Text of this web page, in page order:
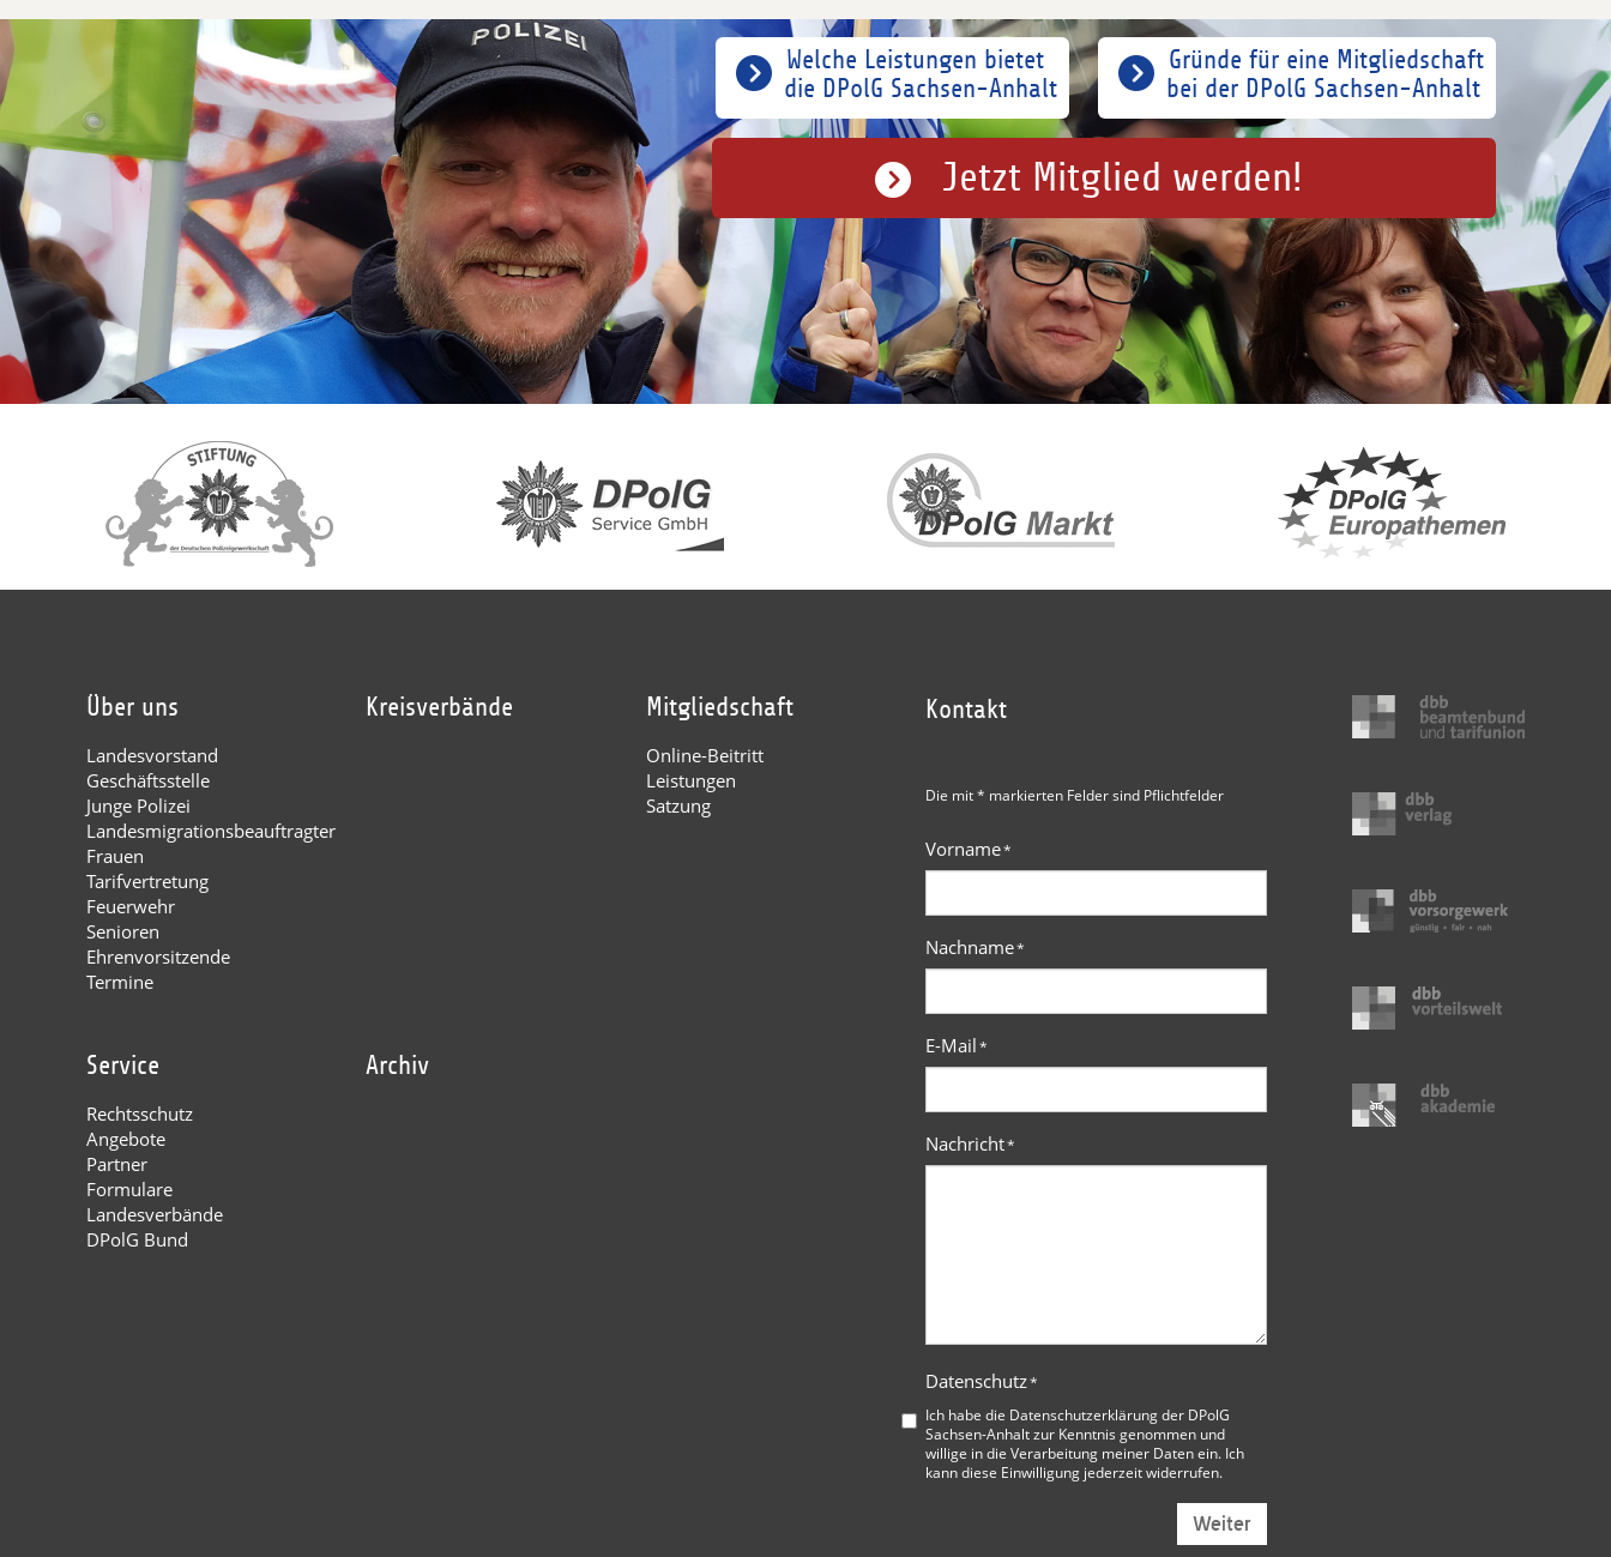
Gründe für eine Mitgliedschaft
bei der DPolG Sachsen-Anhalt
Welche Leistungen bietet
die DPolG Sachsen-Anhalt
Jetzt Mitglied werden!
Über uns
Landesvorstand
Geschäftsstelle
Junge Polizei
Landesmigrationsbeauftragter
Frauen
Tarifvertretung
Feuerwehr
Senioren
Ehrenvorsitzende
Termine
Kreisverbände Mitgliedschaft
Online-Beitritt
Leistungen
Satzung
Service
Rechtsschutz
Angebote
Partner
Formulare
Landesverbände
DPolG Bund
Archiv
Kontakt
Die mit * markierten Felder sind Pflichtfelder
Vorname*
Nachname*
E-Mail*
Nachricht*
Datenschutz*
Ich habe die Datenschutzerklärung der DPolG
Sachsen-Anhaltzur Kenntnis genommen und
willige in die Verarbeitung meiner Daten ein. Ich
kann diese Einwilligung jederzeit widerrufen.
Weiter